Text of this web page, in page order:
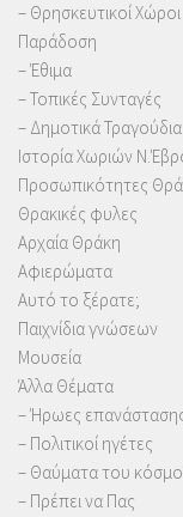
– Θρησκευτικοί Χώροι
Παράδοση
– Έθιμα
– Τοπικές Συνταγές
– Δημοτικά Τραγούδια
Ιστορία Χωριών
Προσωπικότητες
Θρακικές φυλες
Αρχαία Θράκη
Αφιερώματα
Αυτό το ξέρατε;
Παιχνίδια γνώσεων
Μουσεία
Άλλα Θέματα
– Ήρωες
– Πολιτικοί ηγέτες
– Θαύματα του
– Πρέπει να Πας